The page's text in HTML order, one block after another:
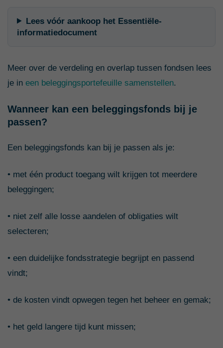
Lees vóór aankoop het Essentiële-
informatiedocument
Meer over de verdeling en overlap tussen fondsen lees
je in een beleggingsportefeuille samenstellen.
Wanneer kan een beleggingsfonds bij je
passen?
Een beleggingsfonds kan bij je passen als je:
• met één product toegang wilt krijgen tot meerdere
beleggingen;
• niet zelf alle losse aandelen of obligaties wilt
selecteren;
• een duidelijke fondsstrategie begrijpt en passend
vindt;
• de kosten vindt opwegen tegen het beheer en gemak;
• het geld langere tijd kunt missen;